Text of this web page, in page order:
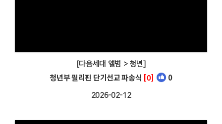
[다음세대 앨범 > 청년]
청년부 필리핀 단기선교 파송식 [0] 0
2026-02-12